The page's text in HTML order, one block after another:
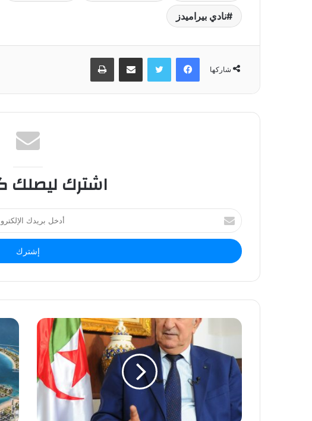
نادي بيراميدز
شاركها
فيسبوك
اشترك ليصلك
أ
د
خ
ل
د
ا
ك
ر
و